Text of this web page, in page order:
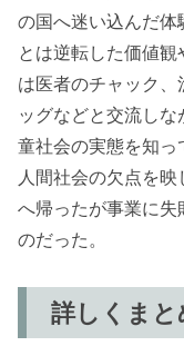
の国へ迷い込んだ
とは逆転した価値
は医者のチャック
ッグなどと交流し
童社会の実態を知っ
人間社会の欠点を
へ帰ったが事業に失
のだった。
詳しくまと